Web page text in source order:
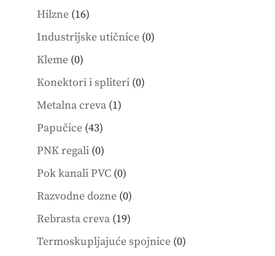
Hilzne 1616
products
Industrijske utičnice 00
Kleme 00
products
Konektori i spliteri 00
Metalna creva 11
Papučice 4343
products
PNK regali 00
products
Pok kanali PVC 00
products
Razvodne dozne 00
products
Rebrasta creva 1919
products
Termoskupljajuće spojnice 00